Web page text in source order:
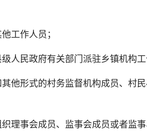
工作人员；
民政府有关部门派驻乡镇机构工
形式的村务监督机构成员、村
事会成员、监事会成员或者监事